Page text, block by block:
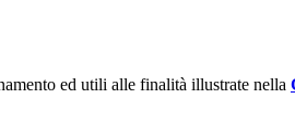
ed utili alle finalità illustrate nella